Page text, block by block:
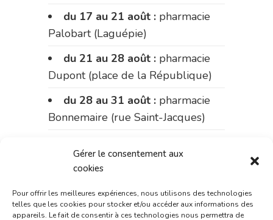
Gérer le consentement aux
cookies
Pour offrir les meilleures expériences, nous utilisons des technologies
telles que les cookies pour stocker et/ou accéder aux informations des
appareils. Le fait de consentir à ces technologies nous permettra de
du 17 au 21 août : pharmacie
Palobart (Laguépie)
du 21 au 28 août : pharmacie
Dupont (place de la République)
du 28 au 31 août : pharmacie
Bonnemaire (rue Saint-Jacques)
pharmacie Charignon-Dumas (La
du 4 au 11 septembre :